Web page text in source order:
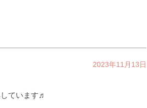
2023年11月13日
ています♬